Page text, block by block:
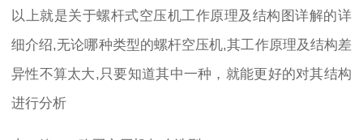
以上就是关于螺杆式空压机工作原理及结构图详解的详
细介绍,无论哪种类型的螺杆空压机,其工作原理及结构差
异性不算太大,只要知道其中一种，就能更好的对其结构
进行分析